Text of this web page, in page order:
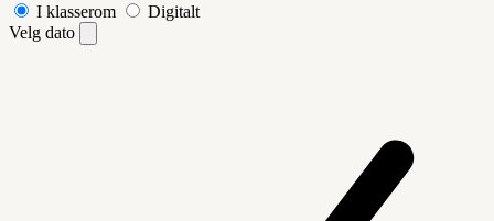
I klasserom
Digitalt
Velg dato